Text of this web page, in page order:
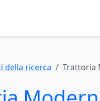
della ricerca Trattoria